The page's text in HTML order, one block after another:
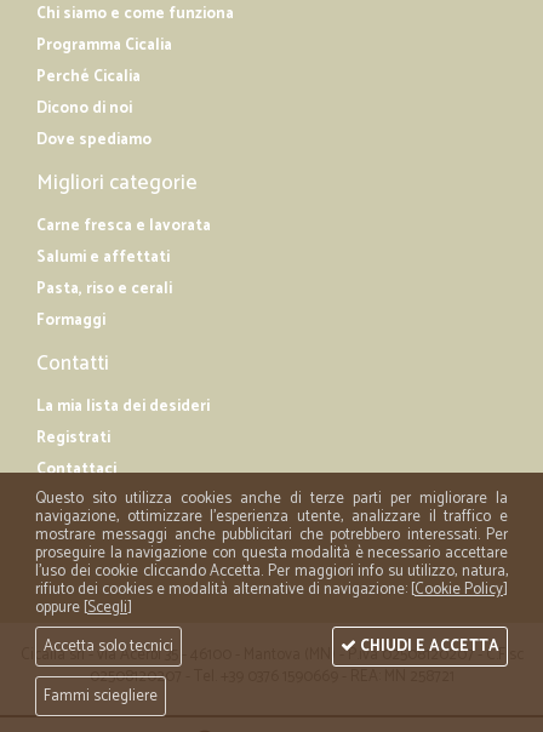
Chi siamo e come funziona
Programma Cicalia
Perché Cicalia
Dicono di noi
Dove spediamo
Migliori categorie
Carne fresca e lavorata
Salumi e affettati
Pasta, riso e cerali
Formaggi
Contatti
La mia lista dei desideri
Registrati
Contattaci
Cicalia srl - via Acerbi 35 - 46100 - Mantova (MN) - P.iva 02508120207 - C.Fisc
02508120207 - Tel. +39 0376 1590669 - REA: MN 258721
Questo sito utilizza cookies anche di terze parti per migliorare la
navigazione, ottimizzare l'esperienza utente, analizzare il traffico e
mostrare messaggi anche pubblicitari che potrebbero interessati. Per
proseguire la navigazione con questa modalità è necessario accettare
l'uso dei cookie cliccando Accetta. Per maggiori info su utilizzo, natura,
rifiuto dei cookies e modalità alternative di navigazione: [Cookie Policy]
oppure [Scegli]
Accetta solo tecnici
Fammi sciegliere
CHIUDI E ACCETTA